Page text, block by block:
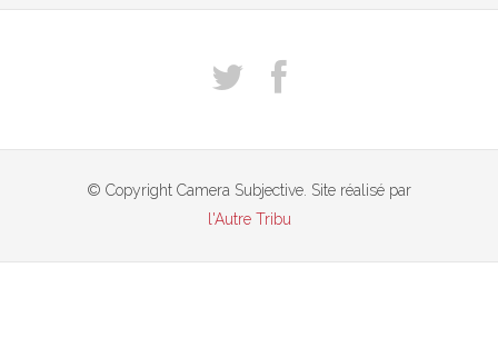
© Copyright Camera Subjective. Site réalisé par
l'Autre Tribu